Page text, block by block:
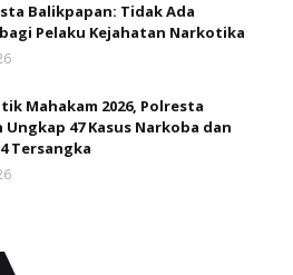
Balikpapan: Tidak Ada
Pelaku Kejahatan Narkotika
Mahakam 2026, Polresta
47 Kasus Narkoba dan
Tersangka